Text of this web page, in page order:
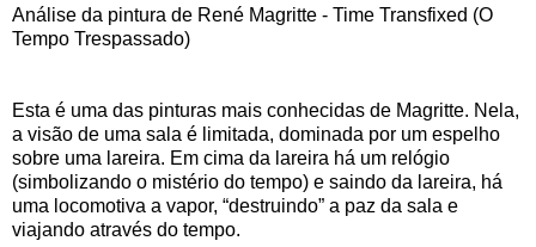
Análise da pintura de René Magritte - Time Transfixed (O
Tempo Trespassado)
Esta é uma das pinturas mais conhecidas de Magritte. Nela,
a visão de uma sala é limitada, dominada por um espelho
sobre uma lareira. Em cima da lareira há um relógio
(simbolizando o mistério do tempo) e saindo da lareira, há
uma locomotiva a vapor, “destruindo” a paz da sala e
viajando através do tempo.